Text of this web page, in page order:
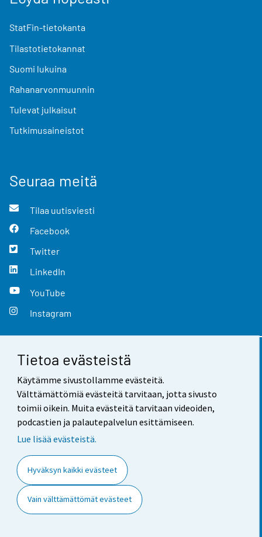
Tietoa evästeistä
Käytämme sivustollamme evästeitä.
Välttämättömiä evästeitä tarvitaan, jotta sivusto
toimii oikein. Muita evästeitä tarvitaan videoiden,
podcastien ja palautepalvelun esittämiseen.
Lue lisää evästeistä.
Hyväksyn kaikki evästeet
Vain välttämättömät evästeet
StatFin-tietokanta
Tilastotietokannat
Suomi lukuina
Rahanarvonmuunnin
Tulevat julkaisut
Tutkimusaineistot
Seuraa meitä
Tilaa uutisviesti
Facebook
Twitter
LinkedIn
YouTube
Instagram
Yhteystiedot
Palaute
Käyttöehdot
Saavutettavuus
Tietoa sivustosta
Evästeasetukset